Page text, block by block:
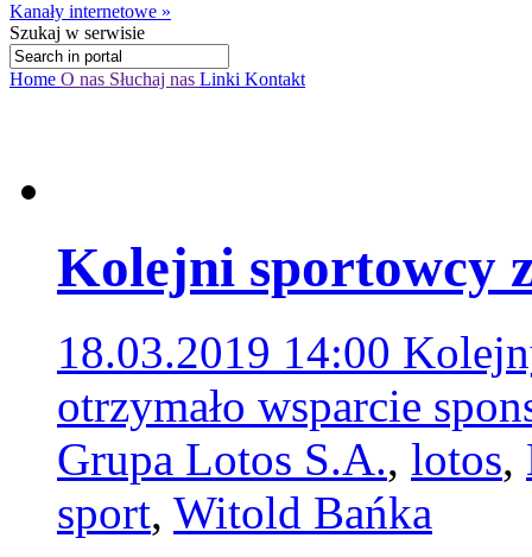
Kanały internetowe »
Szukaj w serwisie
Home O nas Słuchaj nas Linki Kontakt
Kolejni sportowcy
18.03.2019 14:00
otrzymało wsparcie
Grupa Lotos S.A., lotos,
sport, Witold Bańka